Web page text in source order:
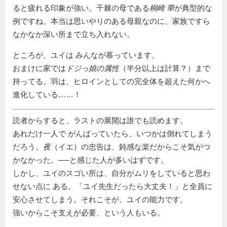
ると疲れる印象が強い。千棘の母である桐崎 華が典型的な
例ですね。本当は思いやりのある母親なのに、家族ですら
なかなか深い所まで立ち入れない。
ところが、ユイは みんなが慕っています。
おまけに家では ドジっ娘の属性（半分以上は計算？）まで
持ってる。羽は、ヒロインとしての完全体を超えた何かへ
進化している……！
読者からすると、ラストの展開は誰でも読めます。
あれだけ一人で がんばっていたら、いつかは倒れてしまう
だろう。 夜（イエ）の忠告は、鈍感な楽だからこそ気がつ
かなかった。──と感じた人が多いはずです。
しかし、ユイのスゴい所は、自分がムリをしていると思わ
せない点に ある。「ユイ先生だったら大丈夫！」と全員に
安心させてしまう。それこそが、ユイの能力です。
強いからこそ支えが必要、という人もいる。